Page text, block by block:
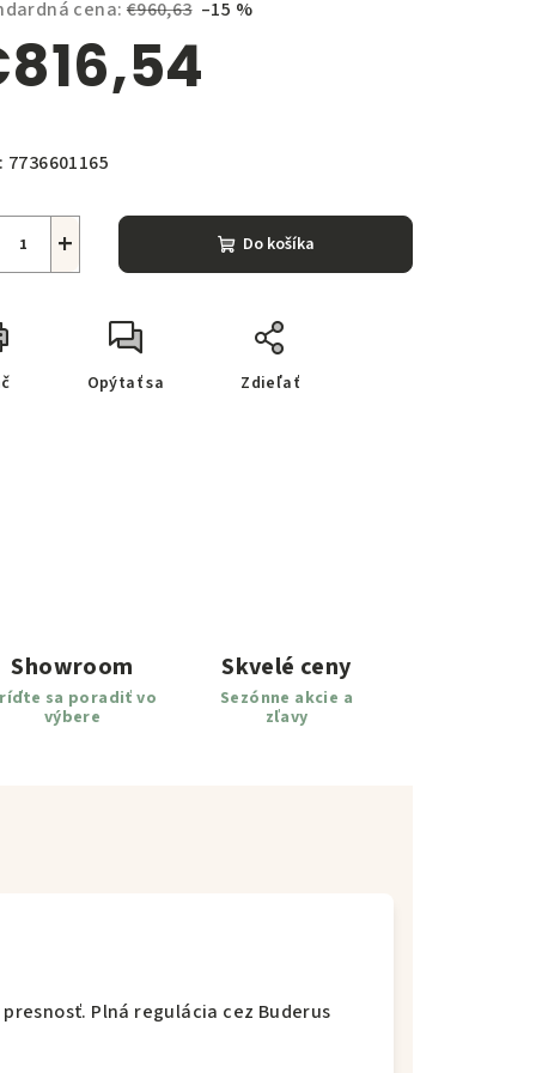
cena: €960,63 –15 %
7736601165
+ Do košíka
Opýtať sa Zdieľať
Showroom
sa poradiť vo
výbere
Skvelé ceny
Sezónne akcie a
zľavy
Plná regulácia cez Buderus